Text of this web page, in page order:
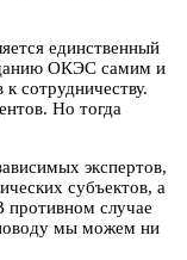
единственный
ОКЭС самим и
сотрудничеству.
Но тогда
экспертов,
субъектов, а
противном случае
мы можем ни